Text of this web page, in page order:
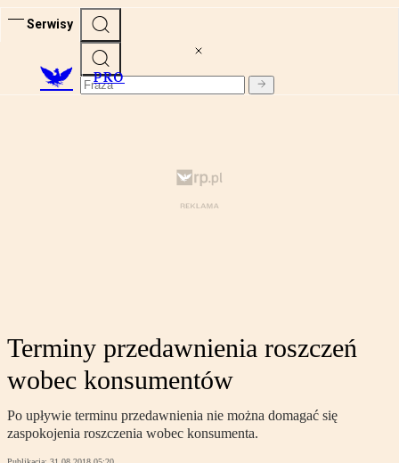
Serwisy
PRO
Terminy przedawnienia roszczeń
wobec konsumentów
Po upływie terminu przedawnienia nie można domagać się
zaspokojenia roszczenia wobec konsumenta.